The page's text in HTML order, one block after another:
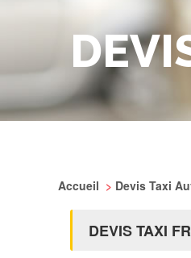
Accueil > Devis Taxi
DEVIS TAXI